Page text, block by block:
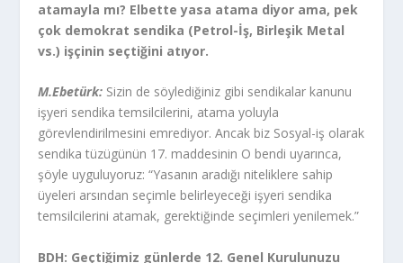
atamayla mı? Elbette yasa atama diyor ama, pek
çok demokrat sendika (Petrol-İş, Birleşik Metal
vs.) işçinin seçtiğini atıyor.
M.Ebetürk: Sizin de söylediğiniz gibi sendikalar kanunu
işyeri sendika temsilcilerini, atama yoluyla
görevlendirilmesini emrediyor. Ancak biz Sosyal-iş olarak
sendika tüzügünün 17. maddesinin O bendi uyarınca,
şöyle uyguluyoruz: “Yasanın aradığı niteliklere sahip
üyeleri arsından seçimle belirleyeceği işyeri sendika
temsilcilerini atamak, gerektiğinde seçimleri yenilemek.”
BDH: Geçtiğimiz günlerde 12. Genel Kurulunuzu